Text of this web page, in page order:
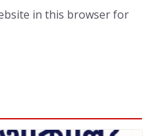
in this browser for